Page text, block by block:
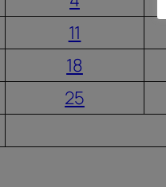
11
18
25